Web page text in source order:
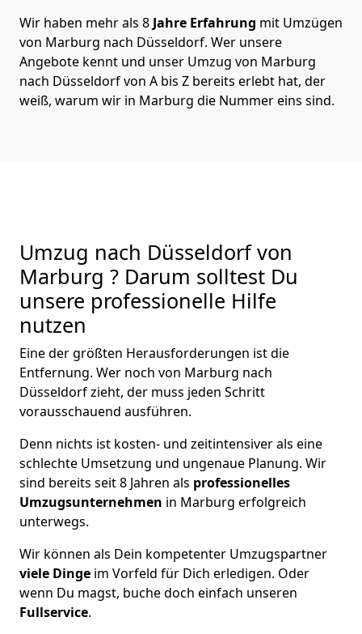
Wir haben mehr als 8 Jahre Erfahrung mit Umzügen
von Marburg nach Düsseldorf. Wer unsere
Angebote kennt und unser Umzug von Marburg
nach Düsseldorf von A bis Z bereits erlebt hat, der
weiß, warum wir in Marburg die Nummer eins sind.
Umzug nach Düsseldorf von
Marburg ? Darum solltest Du
unsere professionelle Hilfe
nutzen
Eine der größten Herausforderungen ist die
Entfernung. Wer noch von Marburg nach
Düsseldorf zieht, der muss jeden Schritt
vorausschauend ausführen.
Denn nichts ist kosten- und zeitintensiver als eine
schlechte Umsetzung und ungenaue Planung. Wir
sind bereits seit 8 Jahren als professionelles
Umzugsunternehmen in Marburg erfolgreich
unterwegs.
Wir können als Dein kompetenter Umzugspartner
viele Dinge im Vorfeld für Dich erledigen. Oder
wenn Du magst, buche doch einfach unseren
Fullservice.